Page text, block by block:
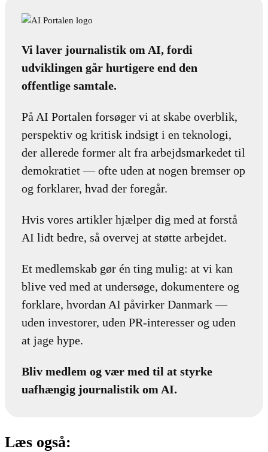
Vi laver journalistik om AI, fordi
udviklingen går hurtigere end den
offentlige samtale.
På AI Portalen forsøger vi at skabe overblik,
perspektiv og kritisk indsigt i en teknologi,
der allerede former alt fra arbejdsmarkedet til
demokratiet — ofte uden at nogen bremser op
og forklarer, hvad der foregår.
Hvis vores artikler hjælper dig med at forstå
AI lidt bedre, så overvej at støtte arbejdet.
Et medlemskab gør én ting mulig: at vi kan
blive ved med at undersøge, dokumentere og
forklare, hvordan AI påvirker Danmark —
uden investorer, uden PR-interesser og uden
at jage hype.
Bliv medlem og vær med til at styrke
uafhængig journalistik om AI.
Læs også: